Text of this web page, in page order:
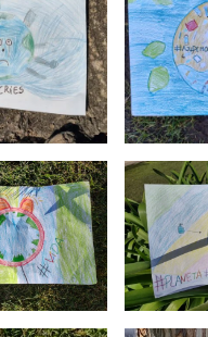
O Colégio
Oferta
Ano Letivo
Admissão
Informações